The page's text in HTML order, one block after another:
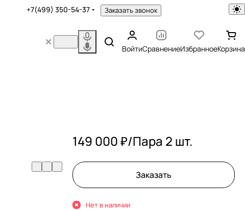
+7(499) 350-54-37 Заказать звонок
ВойтиСравнениеИзбранноеКорзина
149 000 ₽/Пара 2 шт.
Заказать
Нет в наличии